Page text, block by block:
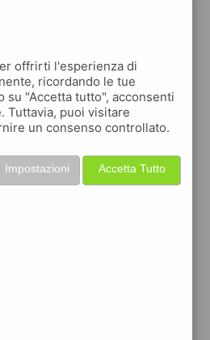
dei supermercati a
dal tuo cellulare
nei punti vendita
città dibrescia
ed aiuta l'ambiente,
offrirti l'esperienza di
ricordando le tue
su "Accetta tutto", acconsenti
Tuttavia, puoi visitare
un consenso controllato.
Accetta Tutto
Impostazioni